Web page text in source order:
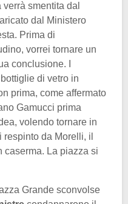
smentita dal
dal Ministero
Prima di
vorrei tornare un
conclusione. I
di vetro in
prima, come affermato
Gamucci prima
volendo tornare in
da Morelli, il
caserma. La piazza si
Grande sconvolse